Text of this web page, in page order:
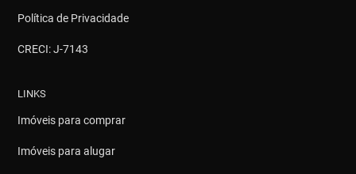
Política de Privacidade
CRECI: J-7143
LINKS
Imóveis para comprar
Imóveis para alugar